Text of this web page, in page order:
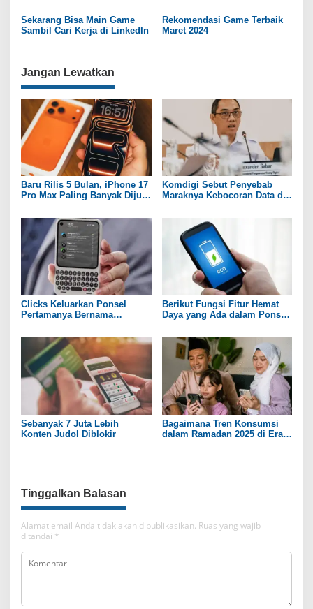
Sekarang Bisa Main Game
Sambil Cari Kerja di LinkedIn
Rekomendasi Game Terbaik
Maret 2024
Jangan Lewatkan
Baru Rilis 5 Bulan, iPhone 17
Pro Max Paling Banyak Dijual
Komdigi Sebut Penyebab
Maraknya Kebocoran Data di
Clicks Keluarkan Ponsel
Pertamanya Bernama
Berikut Fungsi Fitur Hemat
Daya yang Ada dalam Ponsel
Sebanyak 7 Juta Lebih
Konten Judol Diblokir
Bagaimana Tren Konsumsi
dalam Ramadan 2025 di Era
Tinggalkan Balasan
Alamat email Anda tidak akan dipublikasikan. Ruas yang wajib
ditandai *